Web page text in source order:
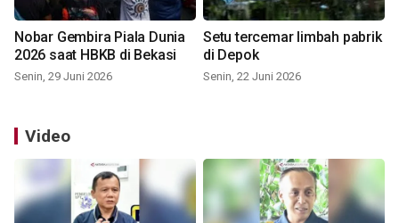
Nobar Gembira Piala Dunia
2026 saat HBKB di Bekasi
Senin, 29 Juni 2026
Setu tercemar limbah pabrik
di Depok
Senin, 22 Juni 2026
Video